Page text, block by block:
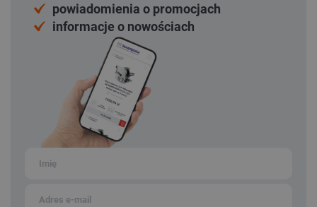
powiadomienia o promocjach
informacje o nowościach